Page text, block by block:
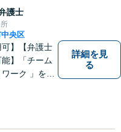
心がけてい
できる弁護
すので、お
ご相談くださ
護士
央区
可】【弁護士
】「チーム
ーク 」を合
になりたい
詳細を見
る